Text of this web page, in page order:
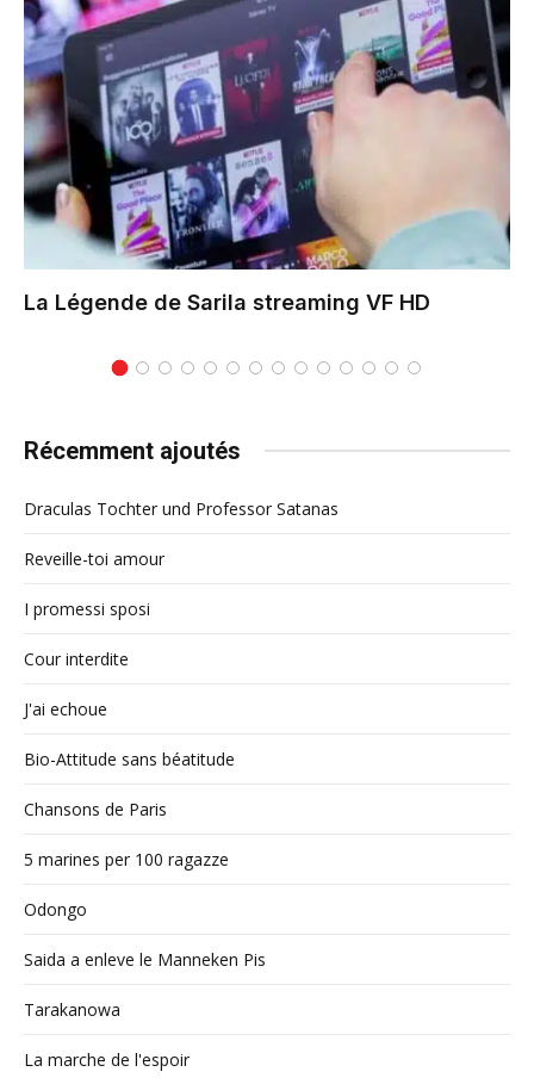
La Légende de Sarila streaming VF HD
Récemment ajoutés
Draculas Tochter und Professor Satanas
Reveille-toi amour
I promessi sposi
Cour interdite
J'ai echoue
Bio-Attitude sans béatitude
Chansons de Paris
5 marines per 100 ragazze
Odongo
Saida a enleve le Manneken Pis
Tarakanowa
La marche de l'espoir